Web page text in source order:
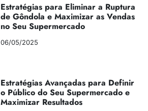
Estratégias para Eliminar a Ruptura
de Gôndola e Maximizar as Vendas
no Seu Supermercado
06/05/2025
Estratégias Avançadas para Definir
o Público do Seu Supermercado e
Maximizar Resultados